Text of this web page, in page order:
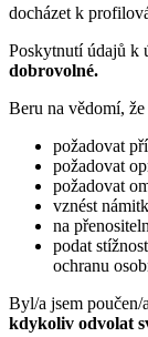
docházet k
Poskytnutí údajů k
dobrovolné.
Beru na vědomí,
požadovat
požadovat
požadovat
vznést
na
podat
ochranu
Byl/a jsem poučen/
kdykoliv odvolat